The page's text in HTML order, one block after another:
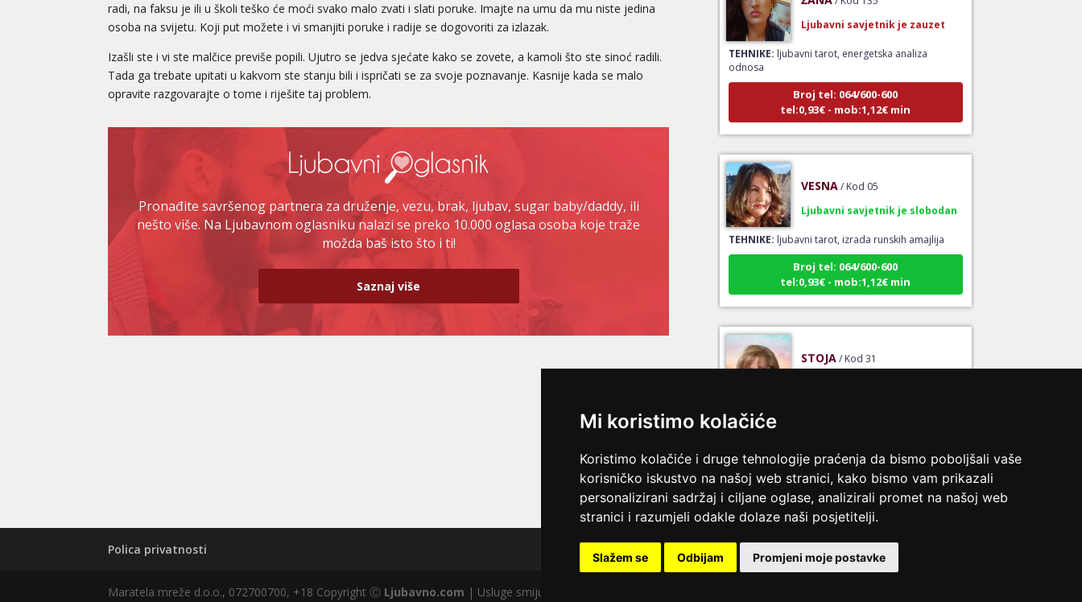
Mi koristimo kolačiće
Koristimo kolačiće i druge tehnologije praćenja da bismo poboljšali vaše
korisničko iskustvo na našoj web stranici, kako bismo vam prikazali
personalizirani sadržaj i ciljane oglase, analizirali promet na našoj web
stranici i razumjeli odakle dolaze naši posjetitelji.
Slažem se Odbijam Promjeni moje postavke
radi, na faksu je ili u školi teško će moći svako malo zvati i slati poruke. Imajte na umu da mu niste jedina
osoba na svijetu. Koji put možete i vi smanjiti poruke i radije se dogovoriti za izlazak.
Izašli ste i vi ste malčice previše popili. Ujutro se jedva sjećate kako se zovete, a kamoli što ste sinoć radili.
Tada ga trebate upitati u kakvom ste stanju bili i ispričati se za svoje poznavanje. Kasnije kada se malo
opravite razgovarajte o tome i riješite taj problem.
Pronađite savršenog partnera za druženje, vezu, brak, ljubav, sugar baby/daddy, ili
nešto više. Na Ljubavnom oglasniku nalazi se preko 10.000 oglasa osoba koje traže
možda baš isto što i ti!
Saznaj više
TEHNIKE:ljubavni tarot, energetska analiza
odnosa
Broj tel: 064/600-600
tel:0,93€ - mob:1,12€ min
TEHNIKE:ljubavni tarot, izrada runskih amajlija
Broj tel: 064/600-600
tel:0,93€ - mob:1,12€ min
Ljubavni savjetnik je slobodan
AZRA/ Kod 02
Ljubavni savjetnik je slobodan
TEHNIKE:ljubavni savjeti, brak, ljubav
Polica privatnosti
Maratela mreže d.o.o., 072700700, +18 Copyright Ⓒ Ljubavno.com | Usluge smiju koristiti osobe starije od +18 godina.